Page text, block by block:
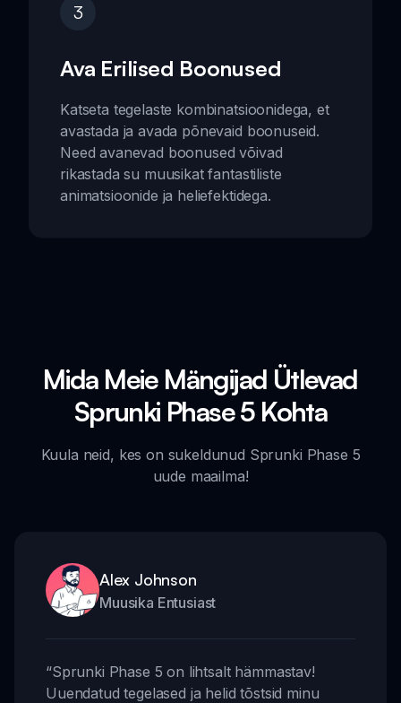
3
Ava Erilised Boonused
Katseta tegelaste kombinatsioonidega, et
avastada ja avada põnevaid boonuseid.
Need avanevad boonused võivad
rikastada su muusikat fantastiliste
animatsioonide ja heliefektidega.
Mida Meie Mängijad Ütlevad
Sprunki Phase 5 Kohta
Kuula neid, kes on sukeldunud Sprunki Phase 5
uude maailma!
Alex Johnson
Muusika Entusiast
“Sprunki Phase 5 on lihtsalt hämmastav!
Uuendatud tegelased ja helid tõstsid minu